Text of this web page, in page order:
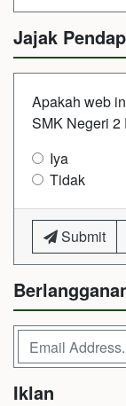
Jajak
Apakah web
SMK Negeri 2
Iya
Tidak
Submit
Iklan